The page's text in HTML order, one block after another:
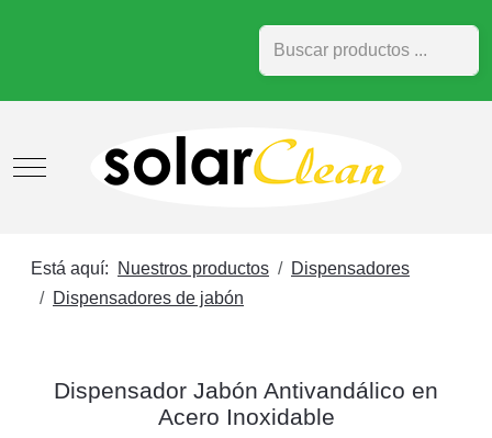
Buscar
Mobile Menu Toggle
Está aquí: Nuestros productos
Dispensadores
Dispensadores de jabón
Dispensador Jabón Antivandálico en
Acero Inoxidable